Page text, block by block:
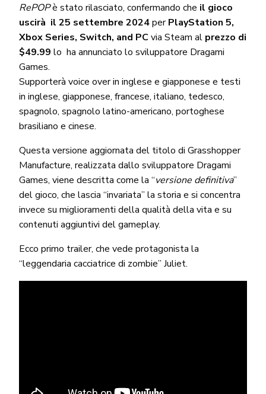
RePOPè stato rilasciato, confermando che il gioco
uscirà il 25 settembre 2024perPlayStation 5,
Xbox Series, Switch, and PCvia Steam al prezzo di
$49.99 lo ha annunciato lo sviluppatore Dragami
Games.
Supporterà voice over in inglese e giapponese e testi
in inglese, giapponese, francese, italiano, tedesco,
spagnolo, spagnolo latino-americano, portoghese
brasiliano e cinese.
Questa versione aggiornata del titolo di Grasshopper
Manufacture, realizzata dallo sviluppatore Dragami
Games, viene descritta come la “versione definitiva”
del gioco, che lascia “invariata” la storia e si concentra
invece su miglioramenti della qualità della vita e su
contenuti aggiuntivi del gameplay.
Ecco primo trailer, che vede protagonista la
“leggendaria cacciatrice di zombie” Juliet.